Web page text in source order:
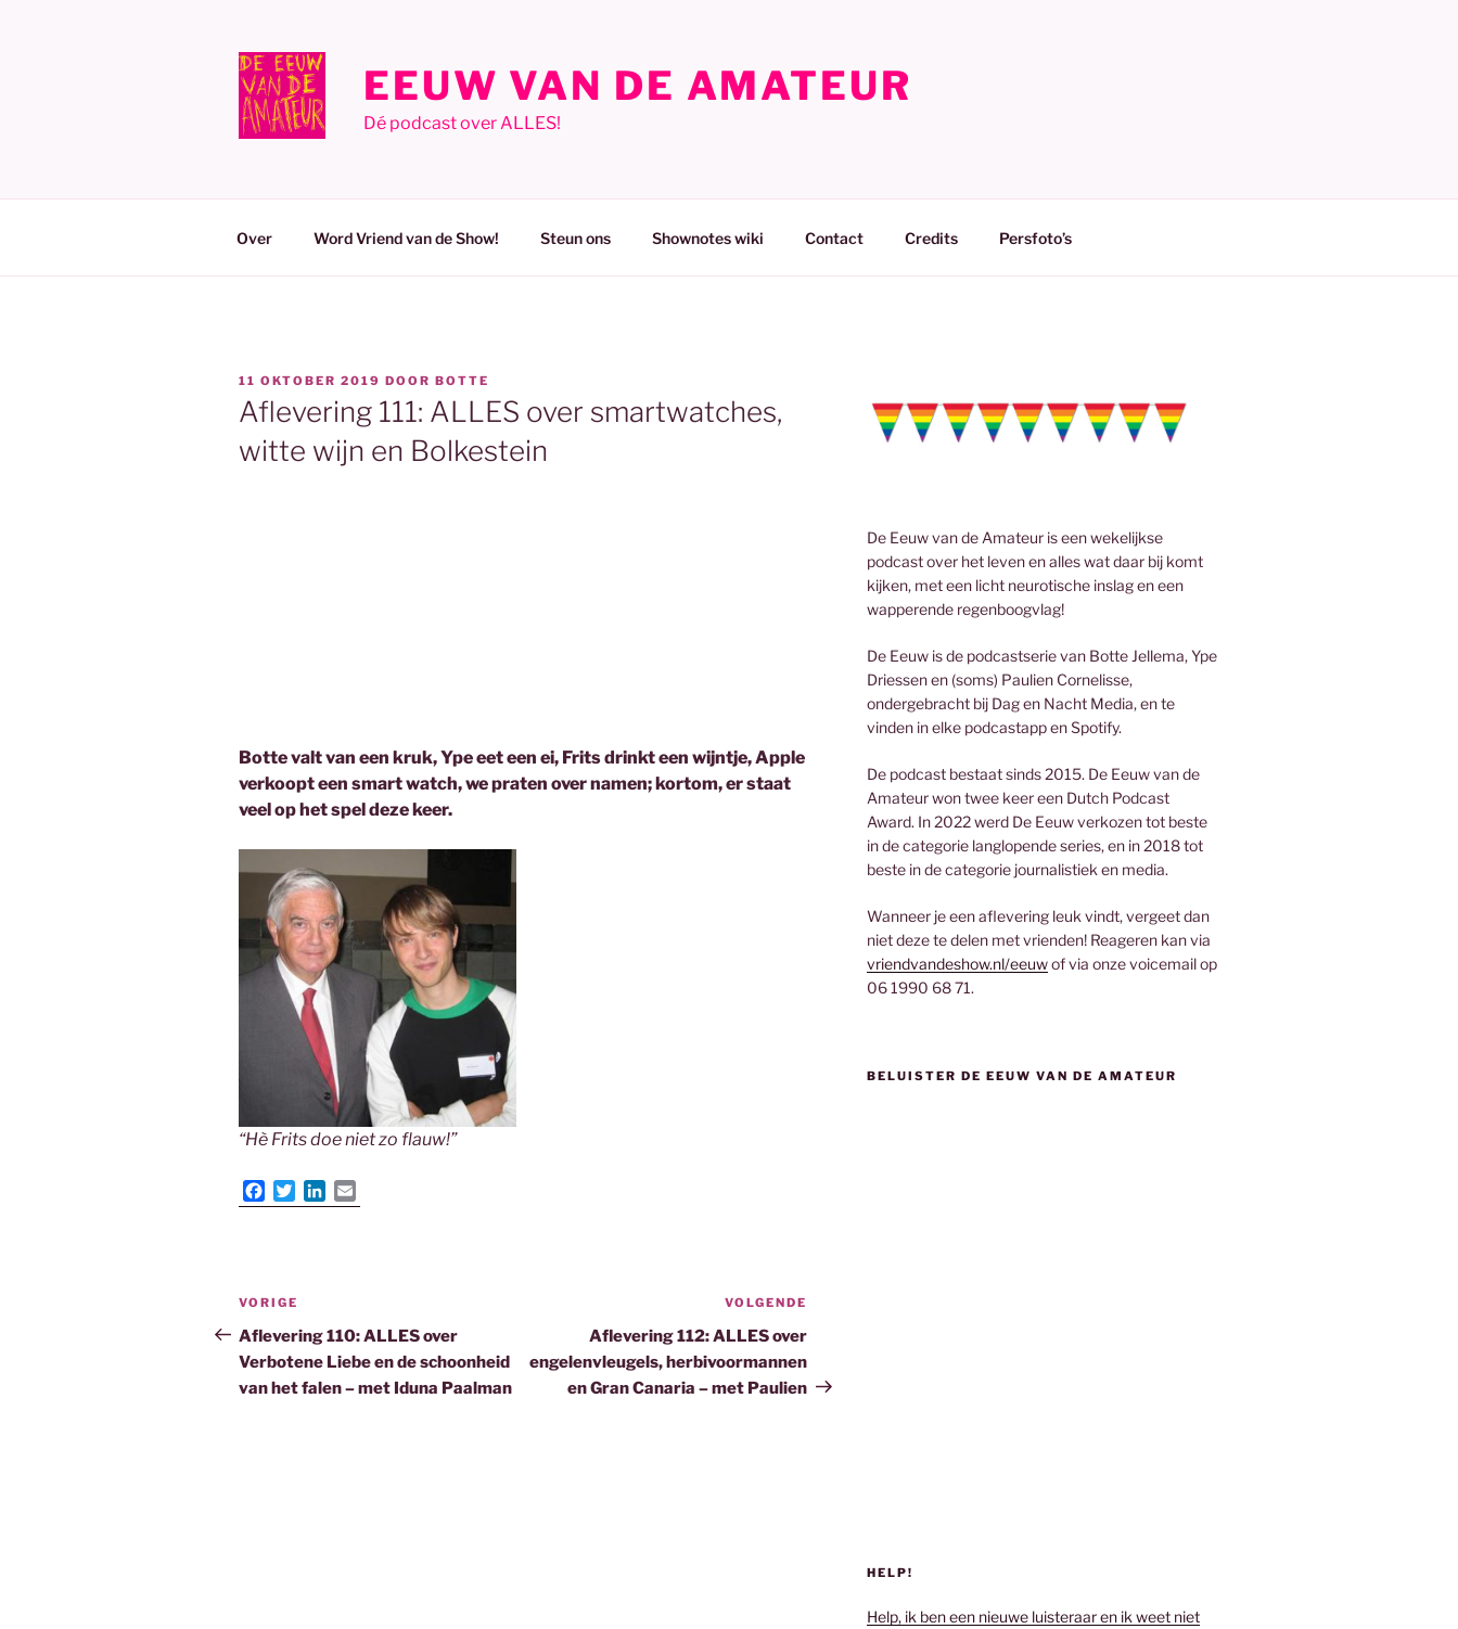
EEUW VAN DE AMATEUR
Dé podcast over ALLES!
Over Word Vriend van de Show! Steun ons Shownotes wiki Contact Credits Persfoto’s
GEPLAATST
OP
11 OKTOBER 2019 DOOR BOTTE
Aflevering 111: ALLES over smartwatches,
witte wijn en Bolkestein
Botte valt van een kruk, Ype eet een ei, Frits drinkt een wijntje, Apple
verkoopt een smart watch, we praten over namen; kortom, er staat
veel op het spel deze keer.
“Hè Frits doe niet zo flauw!”
a
o
k
w
e
i
n
m
Bericht
navigatie
Vorig
bericht
VORIGE
Aflevering 110: ALLES over
Verbotene Liebe en de schoonheid
van het falen – met Iduna Paalman
bericht
VOLGENDE
Aflevering 112: ALLES over
engelenvleugels, herbivoormannen
en Gran Canaria – met Paulien
De Eeuw van de Amateur is een wekelijkse
podcast over het leven en alles wat daar bij komt
kijken, met een licht neurotische inslag en een
wapperende regenboogvlag!
De Eeuw is de podcastserie van Botte Jellema, Ype
Driessen en (soms) Paulien Cornelisse,
ondergebracht bij Dag en Nacht Media, en te
vinden in elke podcastapp en Spotify.
De podcast bestaat sinds 2015. De Eeuw van de
Amateur won twee keer een Dutch Podcast
Award. In 2022 werd De Eeuw verkozen tot beste
in de categorie langlopende series, en in 2018 tot
beste in de categorie journalistiek en media.
Wanneer je een aflevering leuk vindt, vergeet dan
niet deze te delen met vrienden! Reageren kan via
vriendvandeshow.nl/eeuwof via onze voicemail op
06 1990 68 71.
BELUISTER DE EEUW VAN DE AMATEUR
HELP!
Help, ik ben een nieuwe luisteraar en ik weet niet